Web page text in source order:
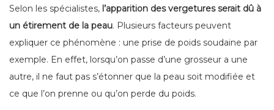
Selon les spécialistes, l’apparition des vergetures serait dû à
un étirement de la peau. Plusieurs facteurs peuvent
expliquer ce phénomène : une prise de poids soudaine par
exemple. En effet, lorsqu’on passe d’une grosseur a une
autre, il ne faut pas s’étonner que la peau soit modifiée et
ce que l’on prenne ou qu’on perde du poids.